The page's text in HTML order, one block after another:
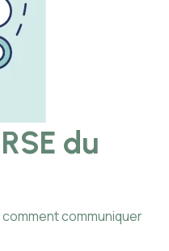
du
communiquer